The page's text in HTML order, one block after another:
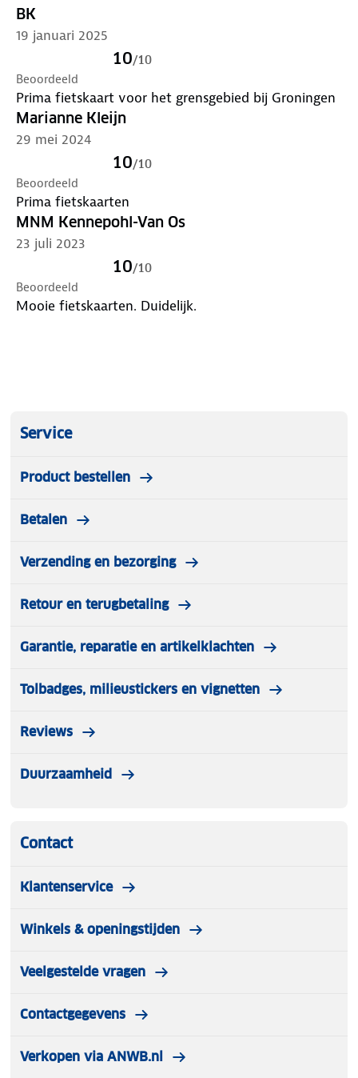
BK
19 januari 2025
10/10
Beoordeeld
Prima fietskaart voor het grensgebied bij Groningen
Marianne Kleijn
29 mei 2024
10/10
Beoordeeld
Prima fietskaarten
MNM Kennepohl-Van Os
23 juli 2023
10/10
Beoordeeld
Mooie fietskaarten. Duidelijk.
Service
Product bestellen
Betalen
Verzending en bezorging
Retour en terugbetaling
Garantie, reparatie en artikelklachten
Tolbadges, milieustickers en vignetten
Reviews
Duurzaamheid
Contact
Klantenservice
Winkels & openingstijden
Veelgestelde vragen
Contactgegevens
Verkopen via ANWB.nl